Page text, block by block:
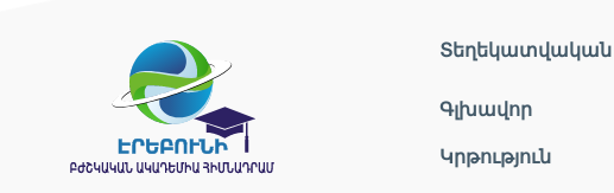
Տեղեկատվական
Գլխավոր
Կրթություն